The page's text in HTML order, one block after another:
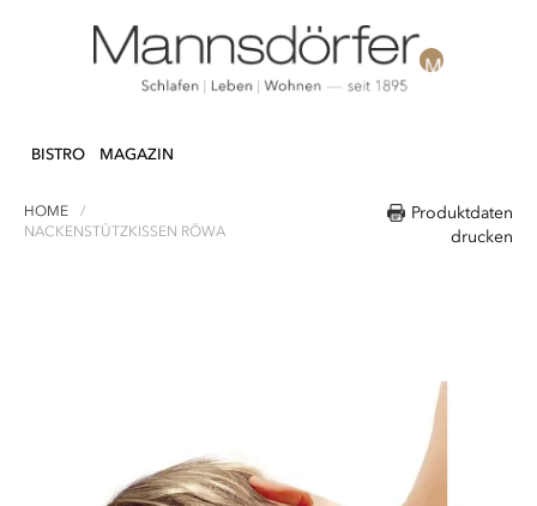
zum
BISTRO MAGAZIN
Produktdaten
drucken
HOME
NACKENSTÜTZKISSEN RÖWA